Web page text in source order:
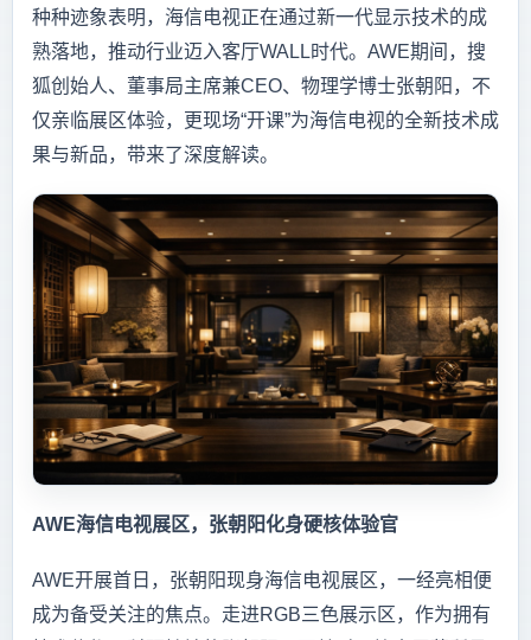
种种迹象表明，海信电视正在通过新一代显示技术的成
熟落地，推动行业迈入客厅WALL时代。AWE期间，搜
狐创始人、董事局主席兼CEO、物理学博士张朝阳，不
仅亲临展区体验，更现场“开课”为海信电视的全新技术成
果与新品，带来了深度解读。
AWE海信电视展区，张朝阳化身硬核体验官
AWE开展首日，张朝阳现身海信电视展区，一经亮相便
成为备受关注的焦点。走进RGB三色展示区，作为拥有